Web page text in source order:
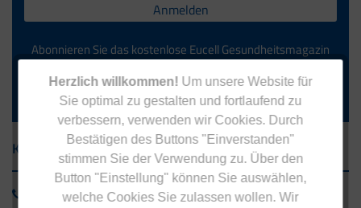
Herzlich willkommen! Um unsere Website für
Sie optimal zu gestalten und fortlaufend zu
verbessern, verwenden wir Cookies. Durch
Bestätigen des Buttons "Einverstanden"
stimmen Sie der Verwendung zu. Über den
Button "Einstellung" können Sie auswählen,
welche Cookies Sie zulassen wollen. Wir
Anmelden
Abonnieren Sie das kostenlose Eucell Gesundheitsmagazin
Die Abmeldung ist jederzeit möglich.
Kontakt
0800 - 1 38 23 55